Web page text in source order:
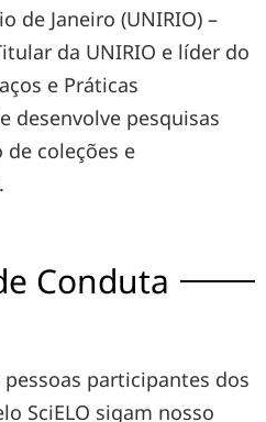
de Janeiro (UNIRIO) –
da UNIRIO e líder do
e Práticas
desenvolve pesquisas
coleções e
Conduta
participantes dos
SciELO sigam nosso